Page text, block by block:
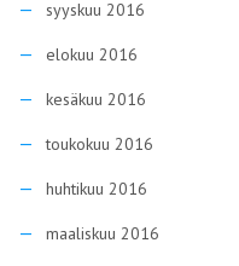
syyskuu 2016
elokuu 2016
kesäkuu 2016
toukokuu 2016
huhtikuu 2016
maaliskuu 2016